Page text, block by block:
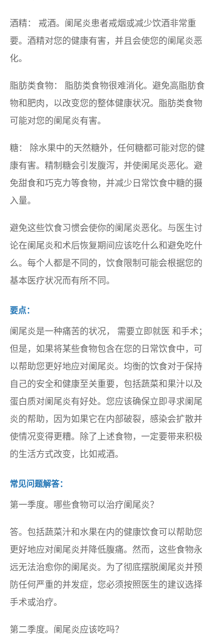
酒精：
戒酒。阑尾炎患者戒烟或减少饮酒非常重
要。酒精对您的健康有害，并且会使您的阑尾炎恶
化。
脂肪类食物：
脂肪类食物很难消化。避免高脂肪食
物和肥肉，以改变您的整体健康状况。脂肪类食物
可能对您的阑尾炎有害。
糖：
除水果中的天然糖外，任何糖都可能对您的健
康有害。精制糖会引发腹泻，并使阑尾炎恶化。避
免甜食和巧克力等食物，并减少日常饮食中糖的摄
入量。
避免这些饮食习惯会使你的阑尾炎恶化。与医生讨
论在阑尾炎和术后恢复期间应该吃什么和避免吃什
么。每个人都是不同的，饮食限制可能会根据您的
基本医疗状况而有所不同。
要点：
阑尾炎是一种痛苦的状况， 需要立即就医 和手术；
但是，如果将某些食物包含在您的日常饮食中，可
以帮助您更好地应对阑尾炎。均衡的饮食对于保持
自己的安全和健康至关重要，包括蔬菜和果汁以及
蛋白质对阑尾炎有好处。您应该确保立即寻求阑尾
炎的帮助，因为如果它在内部破裂，感染会扩散并
使情况变得更糟。除了上述食物，一定要带来积极
的生活方式改变，比如戒酒。
常见问题解答：
第一季度。哪些食物可以治疗阑尾炎？
答。包括蔬菜汁和水果在内的健康饮食可以帮助您
更好地应对阑尾炎并降低腹痛。然而，这些食物永
远无法治愈你的阑尾炎。为了彻底摆脱阑尾炎并预
防任何严重的并发症，您必须按照医生的建议选择
手术或治疗。
第二季度。阑尾炎应该吃吗？